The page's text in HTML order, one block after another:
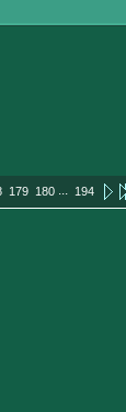
179 180 ... 194